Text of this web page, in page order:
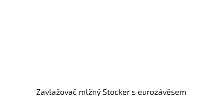
Zavlažovač mlžný Stocker s eurozávěsem